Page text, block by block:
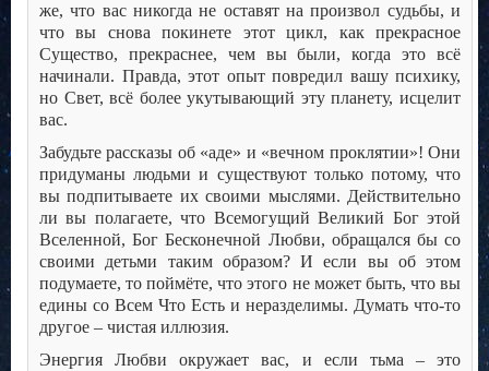
же, что вас никогда не оставят на произвол судьбы, и
что вы снова покинете этот цикл, как прекрасное
Существо, прекраснее, чем вы были, когда это всё
начинали. Правда, этот опыт повредил вашу психику,
но Свет, всё более укутывающий эту планету, исцелит
вас.
Забудьте рассказы об «аде» и «вечном проклятии»! Они
придуманы людьми и существуют только потому, что
вы подпитываете их своими мыслями. Действительно
ли вы полагаете, что Всемогущий Великий Бог этой
Вселенной, Бог Бесконечной Любви, обращался бы со
своими детьми таким образом? И если вы об этом
подумаете, то поймёте, что этого не может быть, что вы
едины со Всем Что Есть и неразделимы. Думать что-то
другое – чистая иллюзия.
Энергия Любви окружает вас, и если тьма – это